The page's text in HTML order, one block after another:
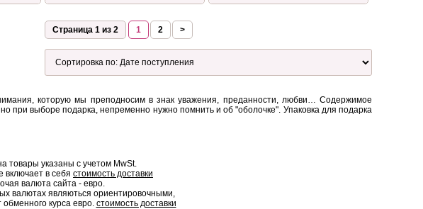
Страница 1 из 2 1 2 >
которую мы преподносим в знак уважения, преданности, любви… Содержимое
при выборе подарка, непременно нужно помнить и об "оболочке". Упаковка для подарка
товары указаны с учетом MwSt.
включает в себя стоимость доставки
валюта сайта - евро.
валютах являються ориентировочными,
обменного курса евро. стоимость доставки